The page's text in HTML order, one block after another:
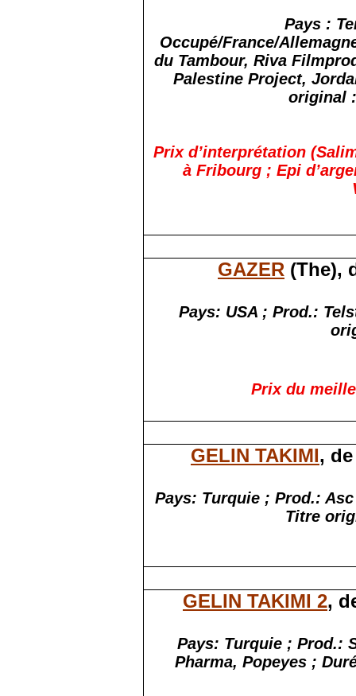
Pays :
Occupé/France/
du Tambour, Riva
Palestine Project,
original
Prix d’interprétation
à Fribourg ; Epi
GAZER (The),
Pays: USA ; Prod.:
Prix du
GELIN TAKIMI,
Pays: Turquie ; Prod.:
Titre
GELIN TAKIMI 2,
Pays: Turquie ; Prod.:
Pharma, Popeyes ;